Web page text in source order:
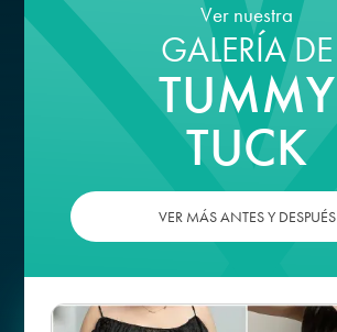
Ver nuestra
GALERÍA DE
TUMMY
TUCK
VER MÁS ANTES Y DESPUÉS